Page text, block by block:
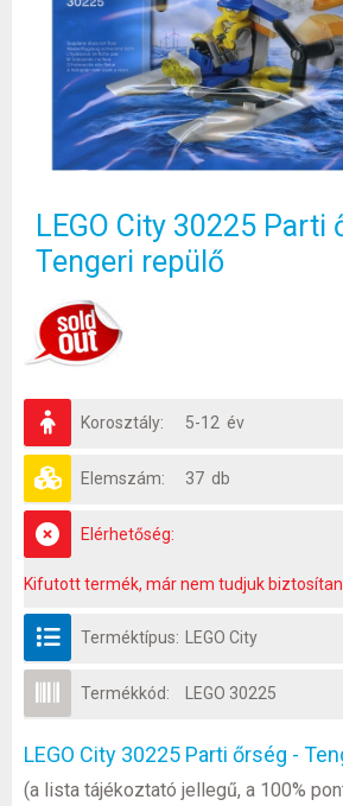
LEGO City 30225 Parti
Tengeri repülő
Korosztály: 5-12 év
Elemszám: 37 db
Elérhetőség:
Kifutott termék, már nem tudjuk
Terméktípus: LEGO City
Termékkód: LEGO 30225
LEGO City 30225 Parti őrség -
(a lista tájékoztató jellegű, a 100%